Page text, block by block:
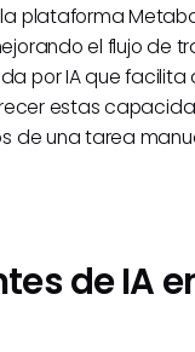
plataforma
el flujo de
por IA que facilita
estas
de una tarea
de IA